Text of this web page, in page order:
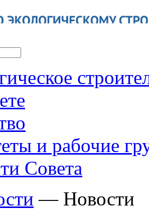
и рабочие
Совета
— Новости